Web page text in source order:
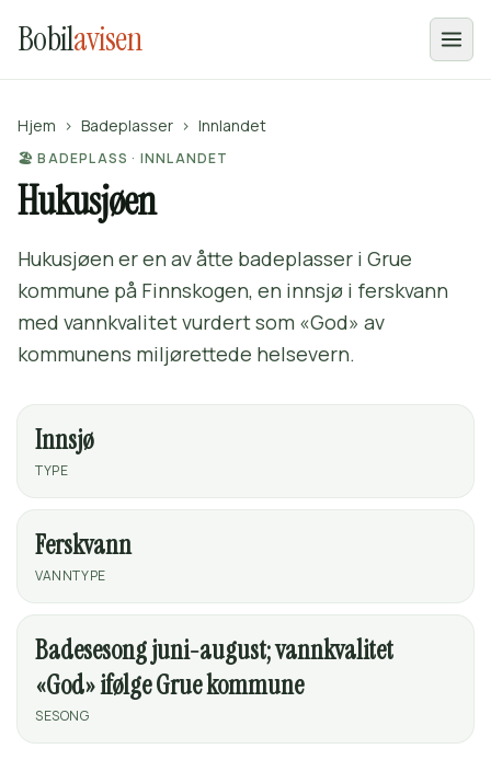
Bobilavisen
Hjem › Badeplasser › Innlandet
🏖️ BADEPLASS · INNLANDET
Hukusjøen
Hukusjøen er en av åtte badeplasser i Grue
kommune på Finnskogen, en innsjø i ferskvann
med vannkvalitet vurdert som «God» av
kommunens miljørettede helsevern.
Innsjø
TYPE
Ferskvann
VANNTYPE
Badesesong juni-august; vannkvalitet
«God» ifølge Grue kommune
SESONG